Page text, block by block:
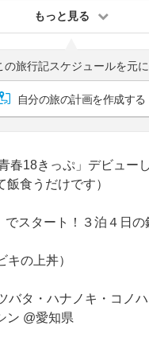
もっと見る
の旅行記スケジュールを元に
自分の旅の計画を作成する
春18きっぷ」デビュー
食うだけです）
スタート！３泊４日の
キの上丼）
バタ・ハナノキ・コノ
ン @愛知県